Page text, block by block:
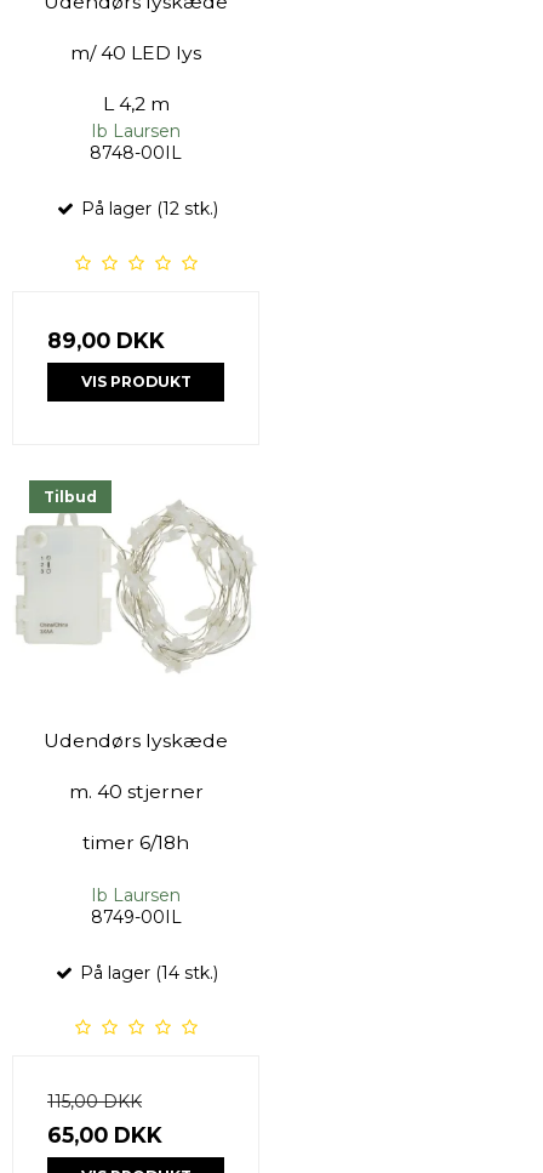
m/ 40 LED lys
L 4,2 m
Ib Laursen
8748-00IL
På lager (12 stk.)
89,00 DKK
VIS PRODUKT
Tilbud
Udendørs lyskæde
m. 40 stjerner
timer 6/18h
Ib Laursen
8749-00IL
På lager (14 stk.)
115,00 DKK
65,00 DKK